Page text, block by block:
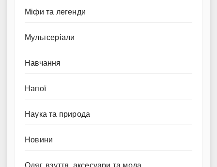
Міфи та легенди
Мультсеріали
Навчання
Напої
Наука та природа
Новини